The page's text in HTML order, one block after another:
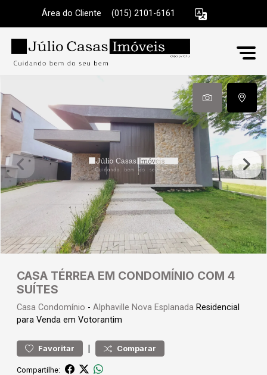
Área do Cliente (015) 2101-6161
CASA TÉRREA EM CONDOMÍNIO COM 4
SUÍTES
Casa Condomínio - Alphaville Nova Esplanada Residencial
para Venda em Votorantim
Favoritar | Comparar
Compartilhe: